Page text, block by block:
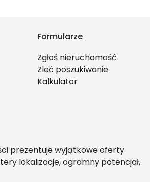
Formularze
Zgłoś nieruchomość
Zleć poszukiwanie
Kalkulator
prezentuje wyjątkowe oferty
lokalizacje, ogromny potencjał,